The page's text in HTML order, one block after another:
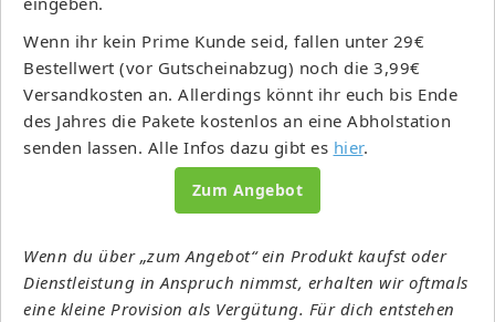
Wenn ihr kein Prime Kunde seid, fallen unter 29€
Bestellwert (vor Gutscheinabzug) noch die 3,99€
Versandkosten an. Allerdings könnt ihr euch bis Ende
des Jahres die Pakete kostenlos an eine Abholstation
senden lassen. Alle Infos dazu gibt es hier.
Zum Angebot
Wenn du über „zum Angebot“ ein Produkt kaufst oder
Dienstleistung in Anspruch nimmst, erhalten wir oftmals
eine kleine Provision als Vergütung. Für dich entstehen